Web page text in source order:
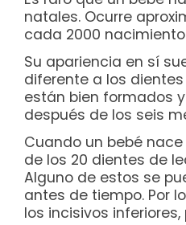
natales. Ocurre
cada 2000
Su apariencia en sí
diferente a los
están bien formados
después de los seis
Cuando un bebé
de los 20 dientes de
Alguno de estos se
antes de tiempo. Por
los incisivos